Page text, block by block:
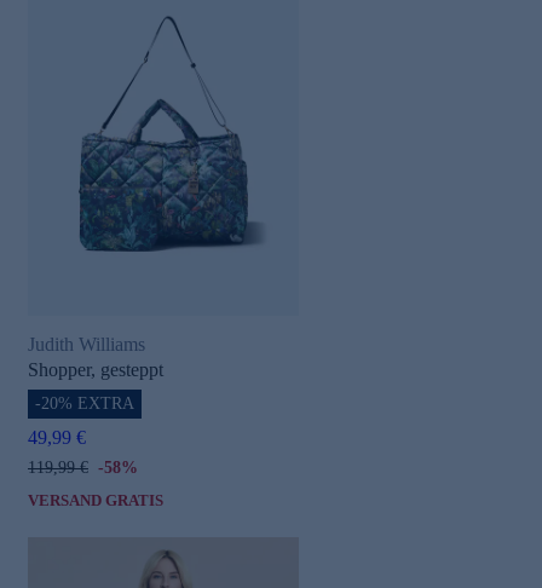
Judith Williams
Shopper, gesteppt
-20% EXTRA
49,99 €
119,99 € -58%
VERSAND GRATIS